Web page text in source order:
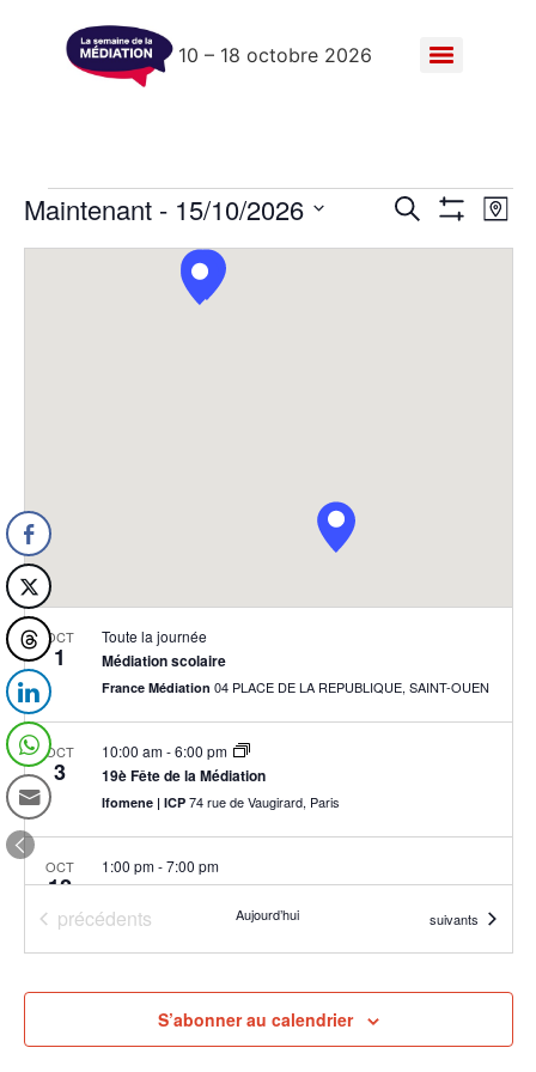
10 – 18 octobre 2026
et
Recherche
de
Plan
Maintenant - 15/10/2026
la
OCT
1 Médiation scolaire
Toute la journée
France Médiation 04 PLACE DE LA REPUBLIQUE, SAINT-OUEN
OCT
3 19è Fête de la Médiation
10:00 am-6:00 pm
Ifomene | ICP 74 rue de Vaugirard, Paris
OCT
12 Les modes amiables de résolution des différends et des conflits
1:00 pm-7:00 pm
Université de Panthéon AssasParis
14
UDAF 93 16 Rue Hector Berlioz,, Bobigny
Évènements
précédents Aujourd’hui Évènements
suivants
S’abonner au calendrier